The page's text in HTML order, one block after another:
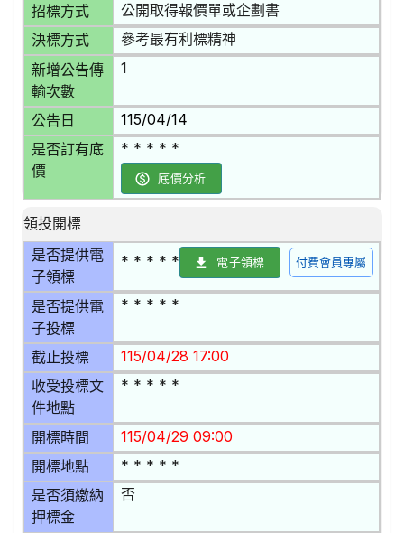
招標方式
公開取得報價單或企劃書
決標方式 參考最有利標精神
新增公告傳
輸次數
1
公告日 115/04/14
是否訂有底
價
* * * * *
底價分析
領投開標
是否提供電
子領標
* * * * * 電子領標 付費會員專屬
是否提供電
子投標
* * * * *
截止投標 115/04/28 17:00
收受投標文
件地點
* * * * *
開標時間 115/04/29 09:00
開標地點 * * * * *
是否須繳納
押標金
否